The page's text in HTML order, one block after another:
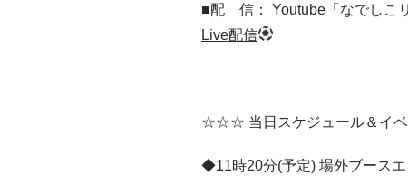
■配 信： Youtube「なでしこ
Live配信
☆☆☆ 当日スケジュール＆イ
◆11時20分(予定) 場外ブースエ